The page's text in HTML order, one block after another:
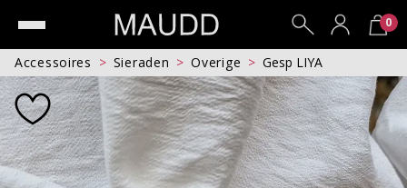
0
Accessoires Sieraden Overige Gesp LIYA